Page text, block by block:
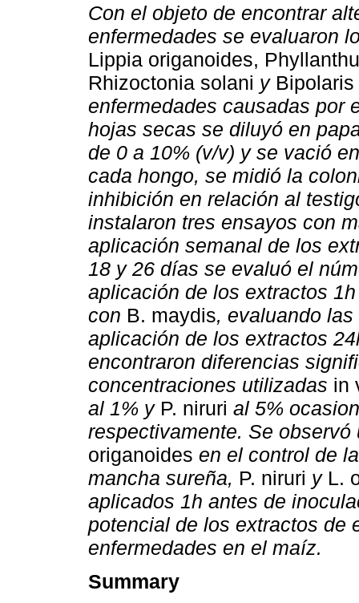
Con el objeto de encontrar
enfermedades se evaluaron
Lippia origanoides,
Rhizoctonia solani y
enfermedades causadas por
hojas secas se diluyó en
de 0 a 10% (v/v) y se vació
cada hongo, se midió la
inhibición en relación al
instalaron tres ensayos con
aplicación semanal de los
18 y 26 días se evaluó el
aplicación de los extractos
con B. maydis, evaluando
aplicación de los extractos
encontraron diferencias
concentraciones utilizadas in
al 1% y P. niruri al 5%
respectivamente. Se
origanoides en el control de
mancha sureña, P. niruri y L.
aplicados 1h antes de
potencial de los extractos de
enfermedades en el maíz.
Summary